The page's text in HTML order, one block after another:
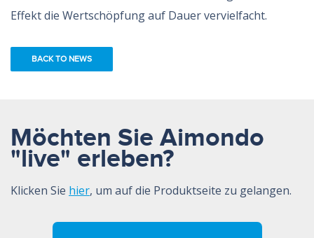
Effekt die Wertschöpfung auf Dauer vervielfacht.
BACK TO NEWS
Möchten Sie Aimondo
"live" erleben?
Klicken Sie hier, um auf die Produktseite zu gelangen.